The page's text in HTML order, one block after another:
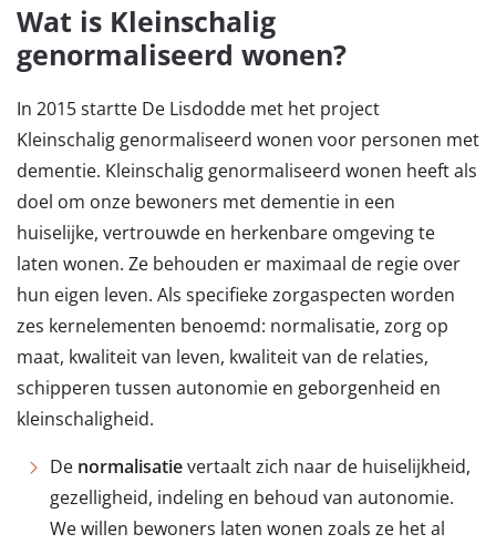
Wat is Kleinschalig
genormaliseerd wonen?
In 2015 startte De Lisdodde met het project
Kleinschalig genormaliseerd wonen voor personen met
dementie. Kleinschalig genormaliseerd wonen heeft als
doel om onze bewoners met dementie in een
huiselijke, vertrouwde en herkenbare omgeving te
laten wonen. Ze behouden er maximaal de regie over
hun eigen leven. Als specifieke zorgaspecten worden
zes kernelementen benoemd: normalisatie, zorg op
maat, kwaliteit van leven, kwaliteit van de relaties,
schipperen tussen autonomie en geborgenheid en
kleinschaligheid.
De normalisatievertaalt zich naar de huiselijkheid,
gezelligheid, indeling en behoud van autonomie.
We willen bewoners laten wonen zoals ze het al